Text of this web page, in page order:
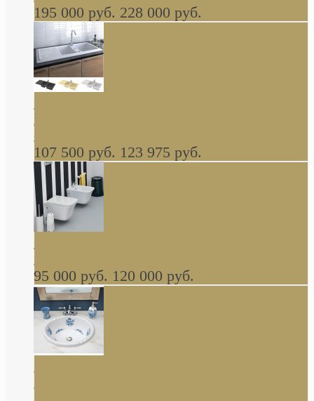
195 000 руб. 228 000 руб.
керамическая мойка 1160 x 510 мм белая,
серая, черная, бежевая В НАЛИЧИИ
107 500 руб. 123 975 руб.
навесное КОМПЛЕКТ
95 000 руб. 120 000 руб.
Decorated Bathroom раковина овальная
встраиваемая для ванной с рисунком синяя